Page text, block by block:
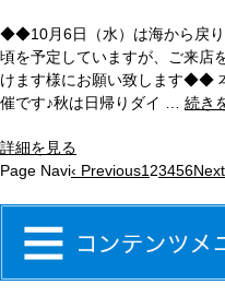
◆◆10月6日（水）は海から戻
頃を予定していますが、ご来店
けます様にお願い致します◆◆
催です♪秋は日帰りダイ … 続き
詳細を見る
Page Navi‹ Previous1 23456